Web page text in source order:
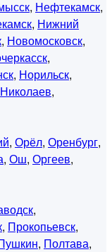
, Нефтекамск,
, Нижний
, Новомосковск,
,
, Норильск,
Николаев,
, Орёл, Оренбург,
, Ош, Оргеев,
,
, Прокопьевск,
, Полтава,